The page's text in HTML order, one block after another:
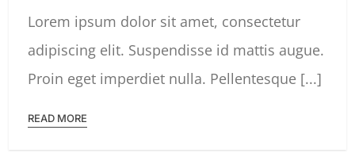
Lorem ipsum dolor sit amet, consectetur
adipiscing elit. Suspendisse id mattis augue.
Proin eget imperdiet nulla. Pellentesque [...]
READ MORE